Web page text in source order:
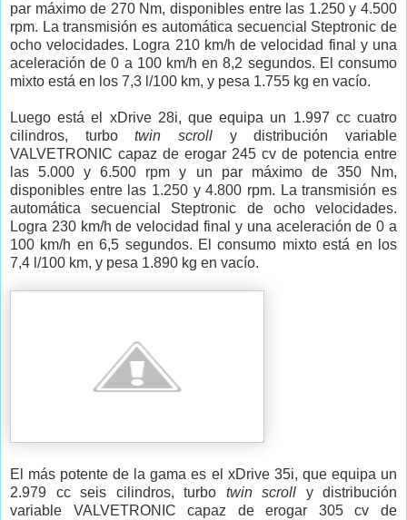
par máximo de 270 Nm, disponibles entre las 1.250 y 4.500
rpm. La transmisión es automática secuencial Steptronic de
ocho velocidades. Logra 210 km/h de velocidad final y una
aceleración de 0 a 100 km/h en 8,2 segundos. El consumo
mixto está en los 7,3 l/100 km, y pesa 1.755 kg en vacío.
Luego está el xDrive 28i, que equipa un 1.997 cc cuatro
cilindros, turbotwin scroll y distribución variable
VALVETRONIC capaz de erogar 245 cv de potencia entre
las 5.000 y 6.500 rpm y un par máximo de 350 Nm,
disponibles entre las 1.250 y 4.800 rpm. La transmisión es
automática secuencial Steptronic de ocho velocidades.
Logra 230 km/h de velocidad final y una aceleración de 0 a
100 km/h en 6,5 segundos. El consumo mixto está en los
7,4 l/100 km, y pesa 1.890 kg en vacío.
El más potente de la gama es el xDrive 35i, que equipa un
2.979 cc seis cilindros, turbo twin scroll y distribución
variable VALVETRONIC capaz de erogar 305 cv de